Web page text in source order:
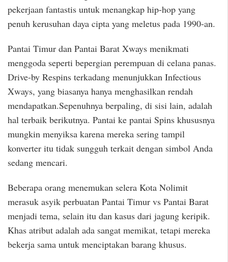
pekerjaan fantastis untuk menangkap hip-hop yang
penuh kerusuhan daya cipta yang meletus pada 1990-an.
Pantai Timur dan Pantai Barat Xways menikmati
menggoda seperti bepergian perempuan di celana panas.
Drive-by Respins terkadang menunjukkan Infectious
Xways, yang biasanya hanya menghasilkan rendah
mendapatkan.Sepenuhnya berpaling, di sisi lain, adalah
hal terbaik berikutnya. Pantai ke pantai Spins khususnya
mungkin menyiksa karena mereka sering tampil
konverter itu tidak sungguh terkait dengan simbol Anda
sedang mencari.
Beberapa orang menemukan selera Kota Nolimit
merasuk asyik perbuatan Pantai Timur vs Pantai Barat
menjadi tema, selain itu dan kasus dari jagung keripik.
Khas atribut adalah ada sangat memikat, tetapi mereka
bekerja sama untuk menciptakan barang khusus.